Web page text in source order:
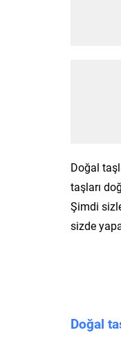
Doğal
taşları
Şimdi
sizde
Doğal